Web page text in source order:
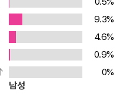
작가가 제공하는 단서나 다
든 자기가 원하는 대로 이야
대신하여 이야기를 이끌어나
, 발자국 주인인 까만 머리 꼬
있던 판자를 들어다 개울을 건
성한다는 큰 이야기를 만들
9.3%
4.6%
0.9%
0%
남성